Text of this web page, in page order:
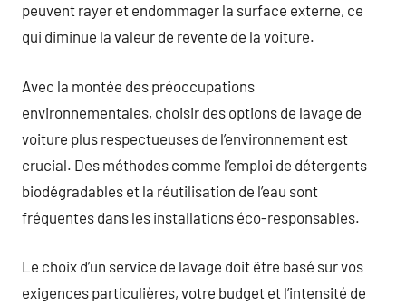
peuvent rayer et endommager la surface externe, ce
qui diminue la valeur de revente de la voiture.
Avec la montée des préoccupations
environnementales, choisir des options de lavage de
voiture plus respectueuses de l’environnement est
crucial. Des méthodes comme l’emploi de détergents
biodégradables et la réutilisation de l’eau sont
fréquentes dans les installations éco-responsables.
Le choix d’un service de lavage doit être basé sur vos
exigences particulières, votre budget et l’intensité de